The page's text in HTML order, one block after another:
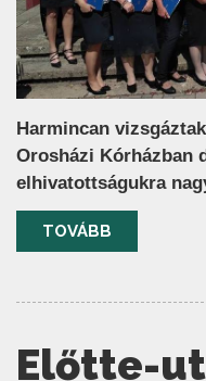
Harmincan
Orosházi Kórházban
elhivatottságukra
TOVÁBB
Előtte-